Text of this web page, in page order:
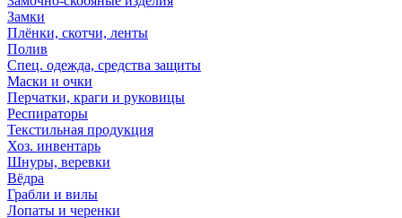
Замки
Плёнки, скотчи, ленты
Полив
Спец. одежда, средства защиты
Маски и очки
Перчатки, краги и руковицы
Респираторы
Текстильная продукция
Хоз. инвентарь
Шнуры, веревки
Вёдра
Грабли и вилы
Лопаты и черенки